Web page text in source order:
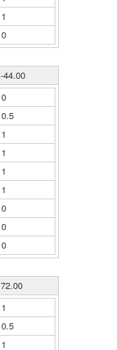
1
0
-44.00
0
0.5
1
1
1
1
0
0
0
72.00
1
0.5
1